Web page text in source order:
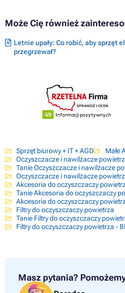
Może Cię również
Letnie upały: Co robić, aby sprzęt
przegrzewał?
Sprzęt biurowy + IT + AGD
Małe
Oczyszczacze i nawilżacze
Tanie Oczyszczacze i nawilżacze
Oczyszczacze i nawilżacze
Akcesoria do oczyszczaczy
Tanie Akcesoria do oczyszczaczy
Akcesoria do oczyszczaczy
Filtry do oczyszczaczy powietrza
Tanie Filtry do oczyszczaczy
Filtry do oczyszczaczy powietrza -
Masz pytania?